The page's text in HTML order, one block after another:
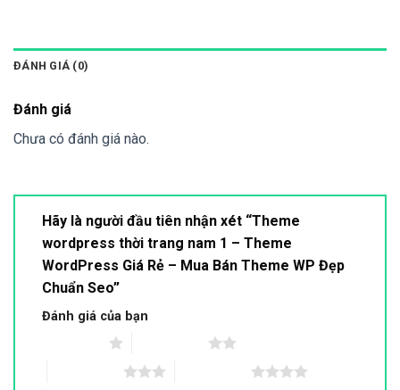
ĐÁNH GIÁ (0)
Đánh giá
Chưa có đánh giá nào.
Hãy là người đầu tiên nhận xét “Theme
wordpress thời trang nam 1 – Theme
WordPress Giá Rẻ – Mua Bán Theme WP Đẹp
Chuẩn Seo”
Đánh giá của bạn